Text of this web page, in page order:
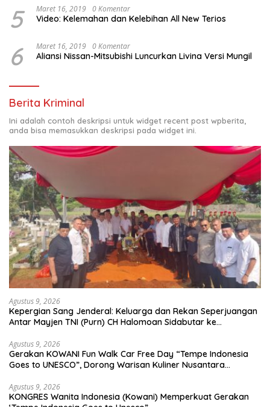
5 Maret 16, 2019 0 Komentar
Video: Kelemahan dan Kelebihan All New Terios
6 Maret 16, 2019 0 Komentar
Aliansi Nissan-Mitsubishi Luncurkan Livina Versi Mungil
Berita Kriminal
Ini adalah contoh deskripsi untuk widget recent post wpberita,
anda bisa memasukkan deskripsi pada widget ini.
Agustus 9, 2026
Kepergian Sang Jenderal: Keluarga dan Rekan Seperjuangan
Antar Mayjen TNI (Purn) CH Halomoan Sidabutar ke
Agustus 9, 2026
Gerakan KOWANI Fun Walk Car Free Day “Tempe Indonesia
Goes to UNESCO”, Dorong Warisan Kuliner Nusantara
Agustus 9, 2026
KONGRES Wanita Indonesia (Kowani) Memperkuat Gerakan